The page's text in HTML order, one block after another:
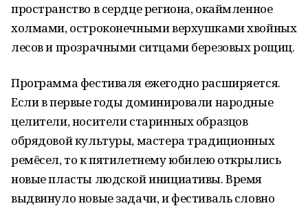
пространство в сердце региона, окаймленное
холмами, остроконечными верхушками хвойных
лесов и прозрачными ситцами березовых рощиц.
Программа фестиваля ежегодно расширяется.
Если в первые годы доминировали народные
целители, носители старинных образцов
обрядовой культуры, мастера традиционных
ремёсел, то к пятилетнему юбилею открылись
новые пласты людской инициативы. Время
выдвинуло новые задачи, и фестиваль словно